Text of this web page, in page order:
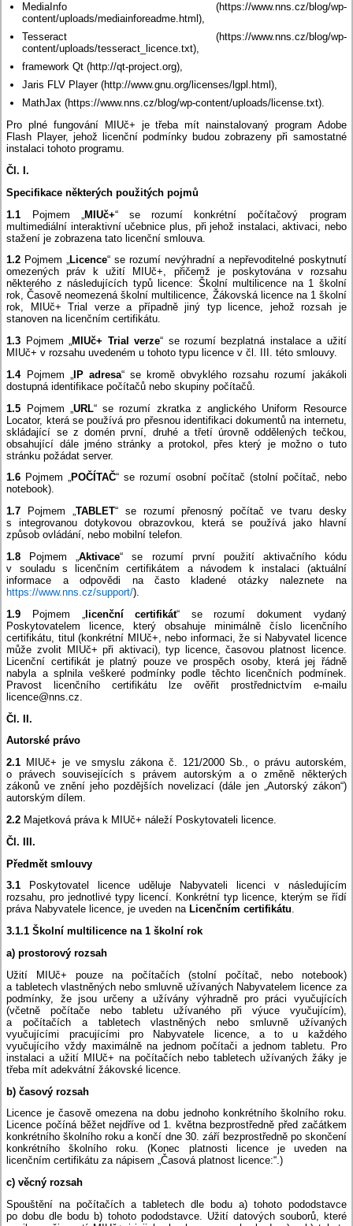
MediaInfo (https://www.nns.cz/blog/wp-
content/uploads/mediainforeadme.html),
Tesseract (https://www.nns.cz/blog/wp-
content/uploads/tesseract_licence.txt),
framework Qt (http://qt-project.org),
Jaris FLV Player (http://www.gnu.org/licenses/lgpl.html),
MathJax (https://www.nns.cz/blog/wp-content/uploads/license.txt).
Pro plné fungování MIUč+ je třeba mít nainstalovaný program Adobe
Flash Player, jehož licenční podmínky budou zobrazeny při samostatné
instalaci tohoto programu.
Čl. I.
Specifikace některých použitých pojmů
1.1 Pojmem „ MIUč+“ se rozumí konkrétní počítačový program
multimediální interaktivní učebnice plus, při jehož instalaci, aktivaci, nebo
stažení je zobrazena tato licenční smlouva.
1.2 Pojmem „Licence“ se rozumí nevýhradní a nepřevoditelné poskytnutí
omezených práv k užití MIUč+, přičemž je poskytována v rozsahu
některého z následujících typů licence: Školní multilicence na 1 školní
rok, Časově neomezená školní multilicence, Žákovská licence na 1 školní
rok, MIUč+ Trial verze a případně jiný typ licence, jehož rozsah je
stanoven na licenčním certifikátu.
1.3 Pojmem „MIUč+ Trial verze“ se rozumí bezplatná instalace a užití
MIUč+ v rozsahu uvedeném u tohoto typu licence v čl. III. této smlouvy.
1.4Pojmem „ IP adresa“ se kromě obvyklého rozsahu rozumí jakákoli
dostupná identifikace počítačů nebo skupiny počítačů.
1.5 Pojmem „ URL“ se rozumí zkratka z anglického Uniform Resource
Locator, která se používá pro přesnou identifikaci dokumentů na internetu,
skládající se z domén první, druhé a třetí úrovně oddělených tečkou,
obsahující dále jméno stránky a protokol, přes který je možno o tuto
stránku požádat server.
1.6 Pojmem „POČÍTAČ“ se rozumí osobní počítač (stolní počítač, nebo
notebook).
1.7 Pojmem „TABLET“ se rozumí přenosný počítač ve tvaru desky
s integrovanou dotykovou obrazovkou, která se používá jako hlavní
způsob ovládání, nebo mobilní telefon.
1.8 Pojmem „Aktivace“ se rozumí první použití aktivačního kódu
v souladu s licenčním certifikátem a návodem k instalaci (aktuální
informace a odpovědi na často kladené otázky naleznete na
https://www.nns.cz/support/).
1.9 Pojmem „ licenční certifikát“ se rozumí dokument vydaný
Poskytovatelem licence, který obsahuje minimálně číslo licenčního
certifikátu, titul (konkrétní MIUč+, nebo informaci, že si Nabyvatel licence
může zvolit MIUč+ při aktivaci), typ licence, časovou platnost licence.
Licenční certifikát je platný pouze ve prospěch osoby, která jej řádně
nabyla a splnila veškeré podmínky podle těchto licenčních podmínek.
Pravost licenčního certifikátu lze ověřit prostřednictvím e-mailu
licence@nns.cz.
Čl. II.
Autorské právo
2.1 MIUč+ je ve smyslu zákona č. 121/2000 Sb., o právu autorském,
o právech souvisejících s právem autorským a o změně některých
zákonů ve znění jeho pozdějších novelizací (dále jen „Autorský zákon“)
autorským dílem.
2.2 Majetková práva k MIUč+ náleží Poskytovateli licence.
Čl. III.
Předmět smlouvy
3.1 Poskytovatel licence uděluje Nabyvateli licenci v následujícím
rozsahu, pro jednotlivé typy licencí. Konkrétní typ licence, kterým se řídí
práva Nabyvatele licence, je uveden na Licenčním certifikátu.
3.1.1 Školní multilicence na 1 školní rok
a) prostorový rozsah
Užití MIUč+ pouze na počítačích (stolní počítač, nebo notebook)
a tabletech vlastněných nebo smluvně užívaných Nabyvatelem licence za
podmínky, že jsou určeny a užívány výhradně pro práci vyučujících
(včetně počítače nebo tabletu užívaného při výuce vyučujícím),
a počítačích a tabletech vlastněných nebo smluvně užívaných
vyučujícími pracujícími pro Nabyvatele licence, a to u každého
vyučujícího vždy maximálně na jednom počítači a jednom tabletu. Pro
instalaci a užití MIUč+ na počítačích nebo tabletech užívaných žáky je
třeba mít adekvátní žákovské licence.
b) časový rozsah
Licence je časově omezena na dobu jednoho konkrétního školního roku.
Licence počíná běžet nejdříve od 1. května bezprostředně před začátkem
konkrétního školního roku a končí dne 30. září bezprostředně po skončení
konkrétního školního roku. (Konec platnosti licence je uveden na
licenčním certifikátu za nápisem „Časová platnost licence:“.)
c) věcný rozsah
Spouštění na počítačích a tabletech dle bodu a) tohoto pododstavce
po dobu dle bodu b) tohoto pododstavce. Užití datových souborů, které